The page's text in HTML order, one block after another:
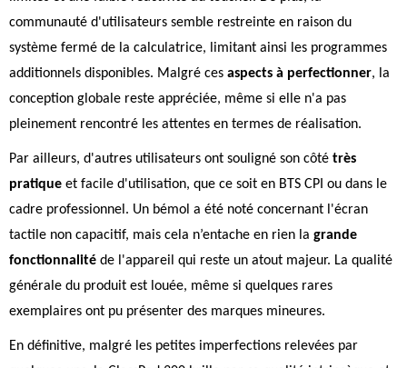
communauté d'utilisateurs semble restreinte en raison du
système fermé de la calculatrice, limitant ainsi les programmes
additionnels disponibles. Malgré ces aspects à perfectionner, la
conception globale reste appréciée, même si elle n'a pas
pleinement rencontré les attentes en termes de réalisation.
Par ailleurs, d'autres utilisateurs ont souligné son côté très
pratique et facile d'utilisation, que ce soit en BTS CPI ou dans le
cadre professionnel. Un bémol a été noté concernant l'écran
tactile non capacitif, mais cela n’entache en rien la grande
fonctionnalité de l'appareil qui reste un atout majeur. La qualité
générale du produit est louée, même si quelques rares
exemplaires ont pu présenter des marques mineures.
En définitive, malgré les petites imperfections relevées par